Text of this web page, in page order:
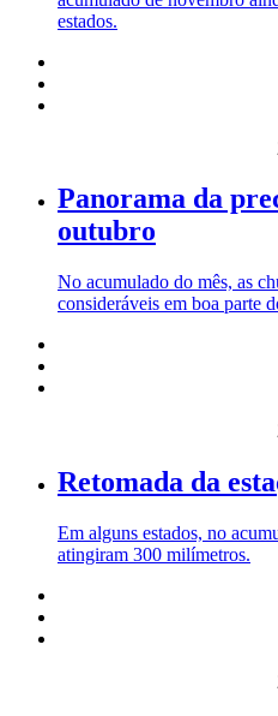
estados.
Panorama da
outubro
No acumulado do mês, as
consideráveis em boa parte
Retomada da
Em alguns estados, no
atingiram 300 milímetros.